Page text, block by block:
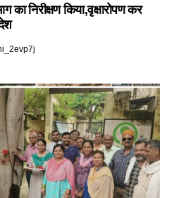
का निरीक्षण किया,वृक्षारोपण कर